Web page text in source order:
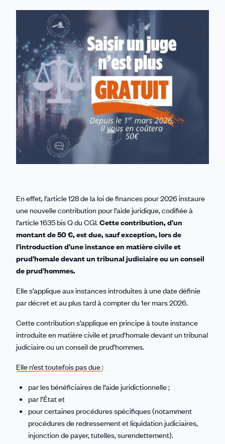
sur
Linkedin
sur
Facebook
sur
Threads
sur
Bluesky
par
email
En effet, l’article 128 de la loi de finances pour 2026 instaure
une nouvelle contribution pour l’aide juridique, codifiée à
l’article 1635 bis Q du CGI.Cette contribution, d’un
montant de 50 €, est due, sauf exception, lors de
l’introduction d’une instance en matière civile et
prud’homale devant un tribunal judiciaire ou un conseil
de prud’hommes.
Elle s’applique aux instances introduites à une date définie
par décret et au plus tard à compter du 1er mars 2026.
Cette contribution s’applique en principe à toute instance
introduite en matière civile et prud’homale devant un tribunal
judiciaire ou un conseil de prud’hommes.
Elle n’est toutefois pas due :
par les bénéficiaires de l’aide juridictionnelle ;
par l’État et
pour certaines procédures spécifiques (notamment
procédures de redressement et liquidation judiciaires,
injonction de payer, tutelles, surendettement).